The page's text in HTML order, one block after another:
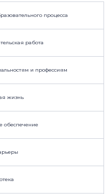
процесса
работа
и профессиям
жизнь
обеспечение